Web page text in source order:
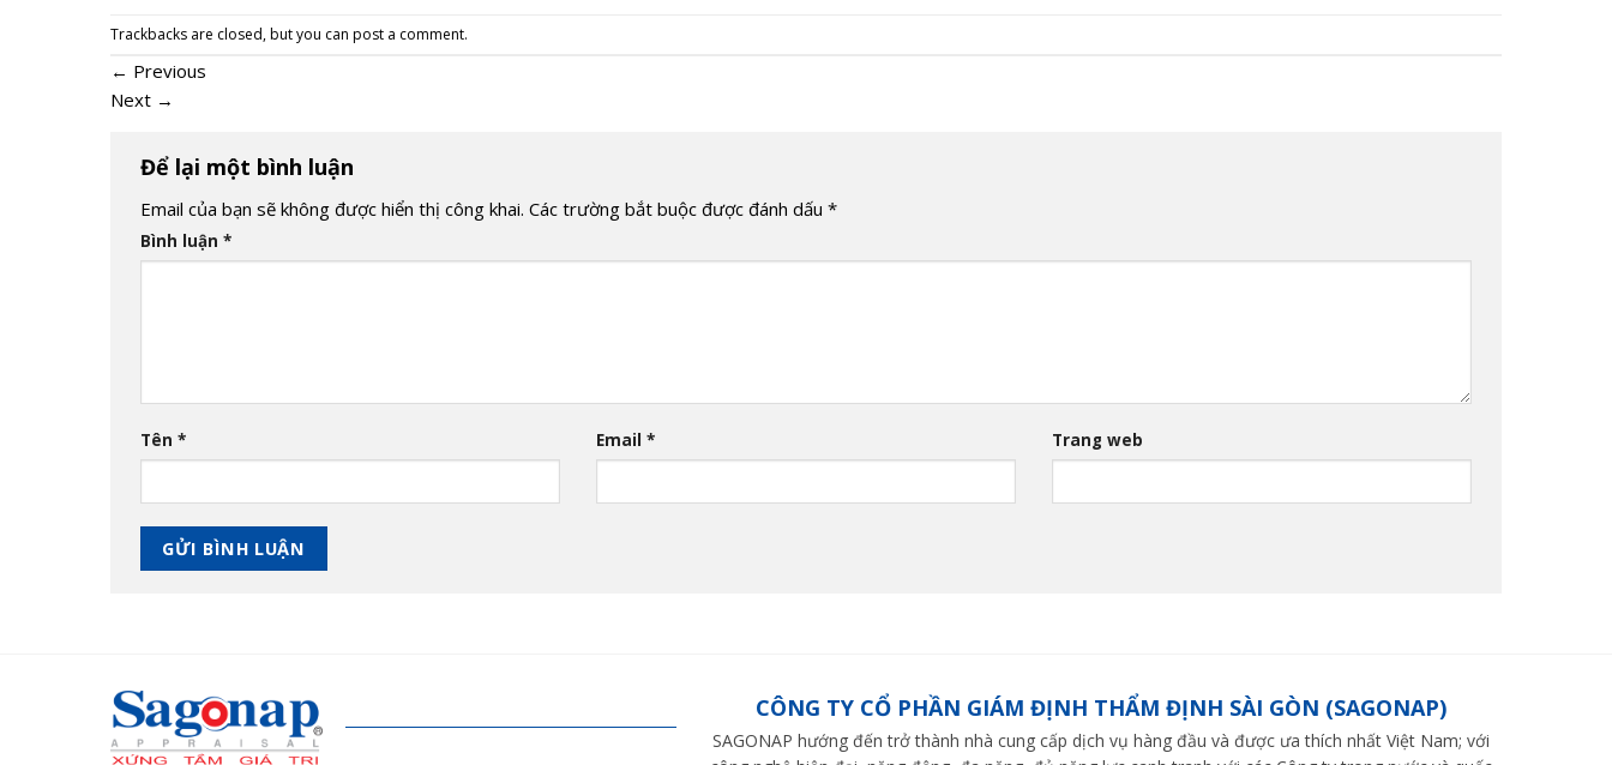
Trackbacks are closed, but you can post a comment.
← Previous
Next →
Để lại một bình luận
Email của bạn sẽ không được hiển thị công khai. Các trường bắt buộc được đánh dấu *
Bình luận *
Tên * Email * Trang web
CÔNG TY CỔ PHẦN GIÁM ĐỊNH THẨM ĐỊNH SÀI GÒN (SAGONAP)
SAGONAP hướng đến trở thành nhà cung cấp dịch vụ hàng đầu và được ưa thích nhất Việt Nam; với